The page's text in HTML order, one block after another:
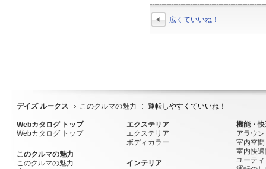
広くていいね！
デイズ ルークス このクルマの魅力 運転しやすくていいね！
Webカタログ トップ
Webカタログ トップ
このクルマの魅力
このクルマの魅力
エクステリア
エクステリア
ボディカラー
インテリア
機能・
アラウ
室内空間
室内快適
ユーテ